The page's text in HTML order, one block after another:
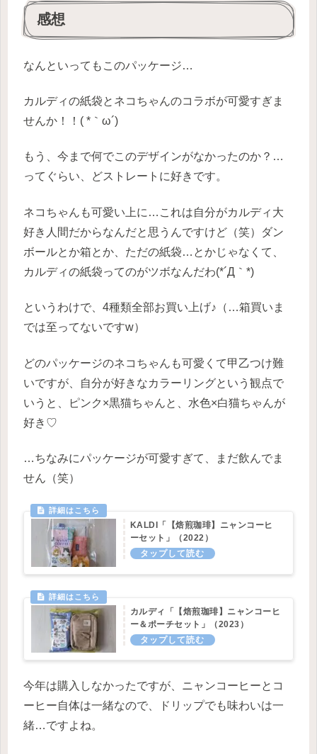
感想
なんといってもこのパッケージ…
カルディの紙袋とネコちゃんのコラボが可愛すぎま
せんか！！( *｀ω´)
もう、今まで何でこのデザインがなかったのか？…
ってぐらい、どストレートに好きです。
ネコちゃんも可愛い上に…これは自分がカルディ大
好き人間だからなんだと思うんですけど（笑）ダン
ボールとか箱とか、ただの紙袋…とかじゃなくて、
カルディの紙袋ってのがツボなんだわ(*´Д｀*)
というわけで、4種類全部お買い上げ♪（…箱買いま
では至ってないですw）
どのパッケージのネコちゃんも可愛くて甲乙つけ難
いですが、自分が好きなカラーリングという観点で
いうと、ピンク×黒猫ちゃんと、水色×白猫ちゃんが
好き♡
…ちなみにパッケージが可愛すぎて、まだ飲んでま
せん（笑）
KALDI「【焙煎珈琲】ニャンコーヒ
ーセット」（2022）
カルディ「【焙煎珈琲】ニャンコーヒ
ー＆ポーチセット」（2023）
今年は購入しなかったですが、ニャンコーヒーとコ
ーヒー自体は一緒なので、ドリップでも味わいは一
緒…ですよね。